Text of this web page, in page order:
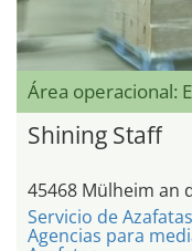
Área operacional:
Shining Staff
45468 Mülheim an
Servicio de Azafatas
Agencias para